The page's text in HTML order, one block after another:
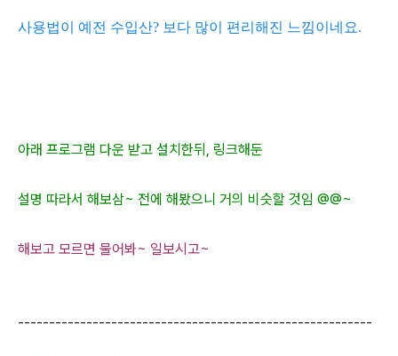
사용법이 예전 수입산? 보다 많이 편리해진 느낌이네요.
아래 프로그램 다운 받고 설치한뒤, 링크해둔
설명 따라서 해보삼~ 전에 해봤으니 거의 비슷할 것임 @@~
해보고 모르면 물어봐~ 일보시고~
---------------------------------------------------------